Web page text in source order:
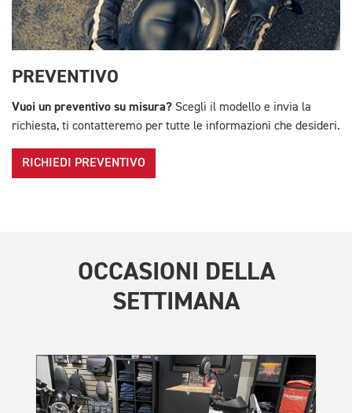
PREVENTIVO
Vuoi un preventivo su misura? Scegli il modello e invia la
richiesta, ti contatteremo per tutte le informazioni che desideri.
RICHIEDI PREVENTIVO
OCCASIONI DELLA
SETTIMANA